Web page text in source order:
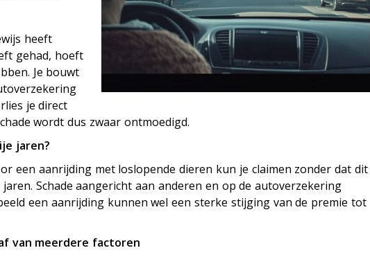
heeft
gehad, hoeft
Je bouwt
je direct
wordt dus zwaar ontmoedigd.
jaren?
een aanrijding met loslopende dieren kun je claimen zonder dat dit
Schade aangericht aan anderen en op de autoverzekering
een aanrijding kunnen wel een sterke stijging van de premie tot
van meerdere factoren